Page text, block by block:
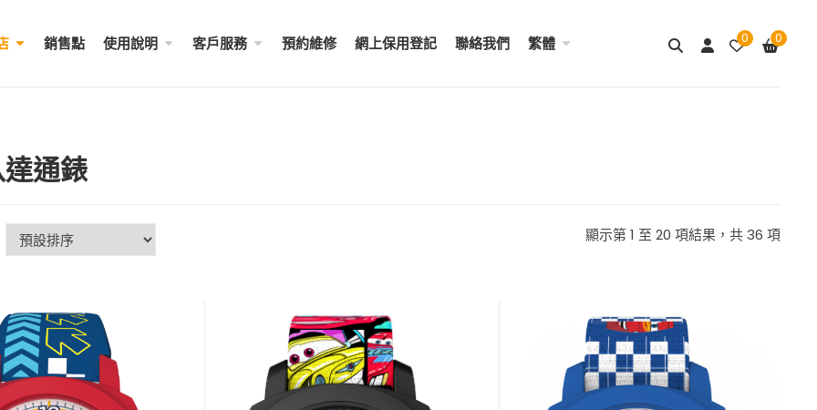
銷售點 使用說明 客戶服務 預約維修 網上保用登記 聯絡我們 繁體 0 0
通錶
顯示第 1 至 20 項結果，共 36 項